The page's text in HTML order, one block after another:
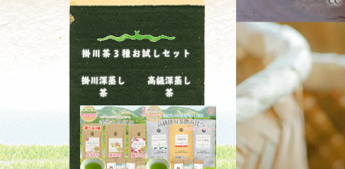
掛川茶３種お試しセット
掛川深蒸し
茶
高級深蒸し
茶